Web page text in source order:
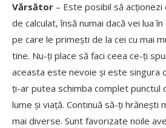
Vărsător – Este posibil să
de calculat, însă numai dacă vei lua
pe care le primești de la cei cu mai
tine. Nu-ți place să faci ceea ce-ți
aceasta este nevoie și este singura
ți-ar putea schimba complet punctul
lume și viață. Continuă să-ți hrănești
mai diverse. Sunt favorizate noile